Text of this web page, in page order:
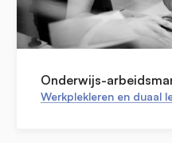
Onderwijs-
Werkplekleren en duaal